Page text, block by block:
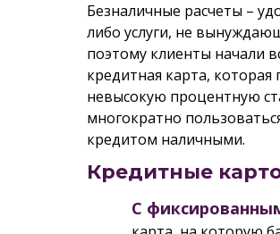
Безналичные расчеты –
либо услуги, не
поэтому клиенты начали
кредитная карта,
невысокую процентную
многократно
кредитом наличными.
Кредитные
С